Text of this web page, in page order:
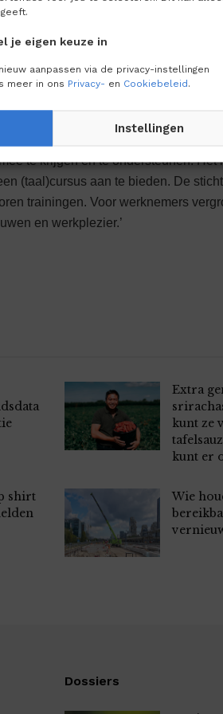
je eigen keuze in
aanpassen via de privacy-instellingen
meer in ons Privacy- en Cookiebeleid.
Instellingen
moet gaan doen en wat daar voor
met basisvaardigheden zoals
steeds belangrijker zijn.
Daar zijn ze heel slim in. Als
te krijgen en te ondersteunen. Het
(taal)cursus aan te bieden. De
trainingen. Voor werknemers
en werkplezier.’
Extra
kunt ze
kunt er
shirt
Wie
Dossiers